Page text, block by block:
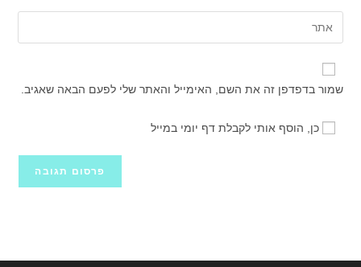
שם
משתמש
כדי
להגיב
כתובת
דואר
שלך
כדי
את
כתובת
שלך
שמור בדפדפן זה את השם, האימייל והאתר שלי לפעם הבאה שאגיב.
כן, הוסף אותי לקבלת דף יומי במייל